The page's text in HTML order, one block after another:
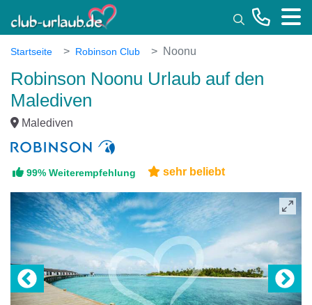
Startseite Robinson Club Noonu
Robinson Noonu Urlaub auf den
Malediven
Malediven
99% Weiterempfehlung sehr beliebt